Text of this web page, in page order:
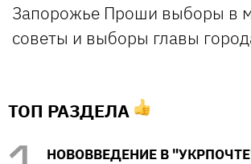
Запорожье Проши выборы в
советы и выборы главы
ТОП РАЗДЕЛА
НОВОВВЕДЕНИЕ В